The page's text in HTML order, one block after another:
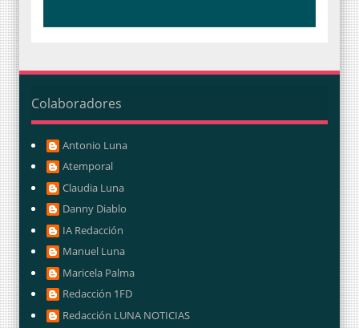
Colaboradores
Antonio Luna
Atemporal
Claudia Luna
Danny Diablo
IA Redacción
Manuel Luna
Maricela Palma
Redacción 1FD
Redacción LUNA NOTICIAS